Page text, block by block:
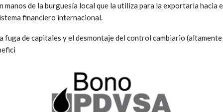
manos de la burguesía local que la utiliza para la exportarla hacia
financiero internacional.
fuga de capitales y el desmontaje del control cambiario (altamente